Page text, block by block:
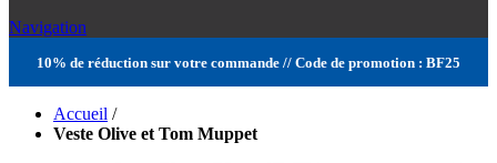
Navigation
10% de réduction sur votre commande // Code de promotion : BF25
Accueil /
Veste Olive et Tom Muppet